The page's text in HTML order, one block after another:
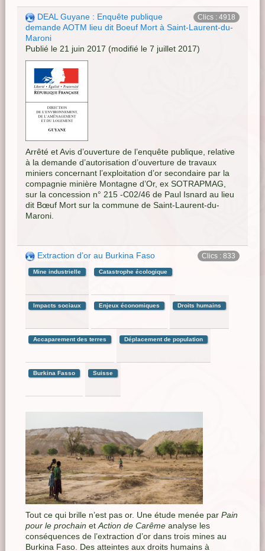
Clics : 4918
DEAL Guyane : Enquête publique
demande AOTM lieu dit Boeuf Mort à Saint-Laurent-du-
Maroni
Publié le 21 juin 2017 (modifié le 7 juillet 2017)
Arrêté et Avis d’ouverture de l’enquête publique, relative
à la demande d’autorisation d’ouverture de travaux
miniers concernant l’exploitation d’or secondaire par la
compagnie minière Montagne d’Or, ex SOTRAPMAG,
sur la concession n° 215 -C02/46 de Paul Isnard au lieu
dit Bœuf Mort sur la commune de Saint-Laurent-du-
Maroni.
Clics : 833
Extraction d’or au Burkina Faso
Mine industrielle Catastrophe écologique
Impacts sociaux Enjeux économiques Droits humains
Accaparement des terres Déplacement de population
Burkina Fasso Suisse
Tout ce qui brille n’est pas or. Une étude menée par Pain
pour le prochain etAction de Carêmeanalyse les
conséquences de l’extraction d’or dans trois mines au
Burkina Faso. Des atteintes aux droits humains à